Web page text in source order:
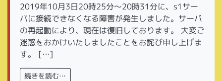
2019年10月3日20時25分〜20時31分に、s1サー
バに接続できなくなる障害が発生しました。サーバ
の再起動により、現在は復旧しております。 大変ご
迷惑をおかけいたしましたことをお詫び申し上げま
す。 […]
続きを読む…